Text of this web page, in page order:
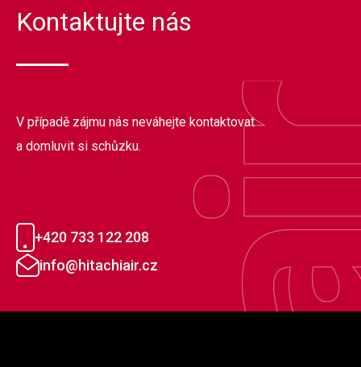
Kontaktujte nás
V případě zájmu nás neváhejte kontaktovat
a domluvit si schůzku.
+420 733 122 208
info@hitachiair.cz